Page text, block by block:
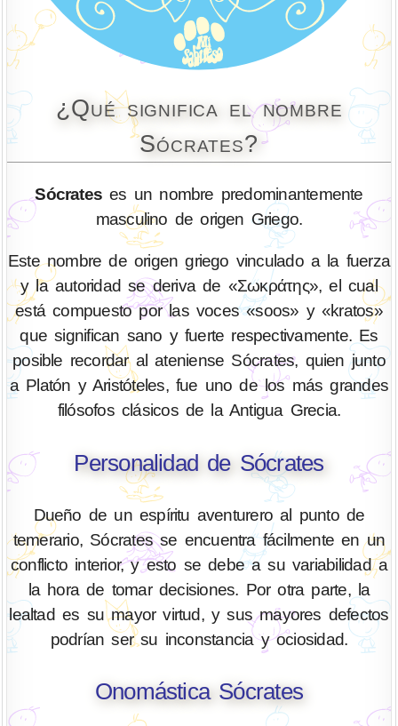
¿Qué significa el nombre
Sócrates?
Sócrates es un nombre predominantemente
masculino de origen Griego.
Este nombre de origen griego vinculado a la fuerza
y la autoridad se deriva de «Σωκράτης», el cual
está compuesto por las voces «soos» y «kratos»
que significan sano y fuerte respectivamente. Es
posible recordar al ateniense Sócrates, quien junto
a Platón y Aristóteles, fue uno de los más grandes
filósofos clásicos de la Antigua Grecia.
Personalidad de Sócrates
Dueño de un espíritu aventurero al punto de
temerario, Sócrates se encuentra fácilmente en un
conflicto interior, y esto se debe a su variabilidad a
la hora de tomar decisiones. Por otra parte, la
lealtad es su mayor virtud, y sus mayores defectos
podrían ser su inconstancia y ociosidad.
Onomástica Sócrates